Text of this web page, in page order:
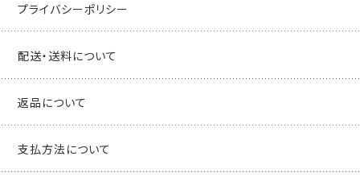
プライバシーポリシー
配送・送料について
返品について
支払方法について